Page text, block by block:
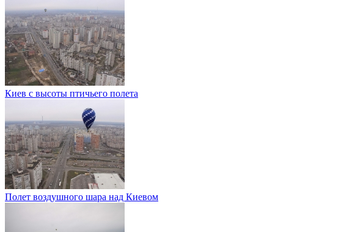
Киев с высоты птичьего полета
Полет воздушного шара над Киевом